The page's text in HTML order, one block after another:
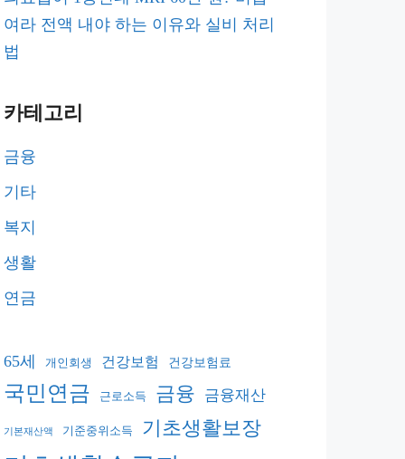
여라 전액 내야 하는 이유와 실비 처리
법
카테고리
금융
기타
복지
생활
연금
65세 개인회생 건강보험 건강보험료
국민연금 근로소득 금융 금융재산
기본재산액 기준중위소득 기초생활보장